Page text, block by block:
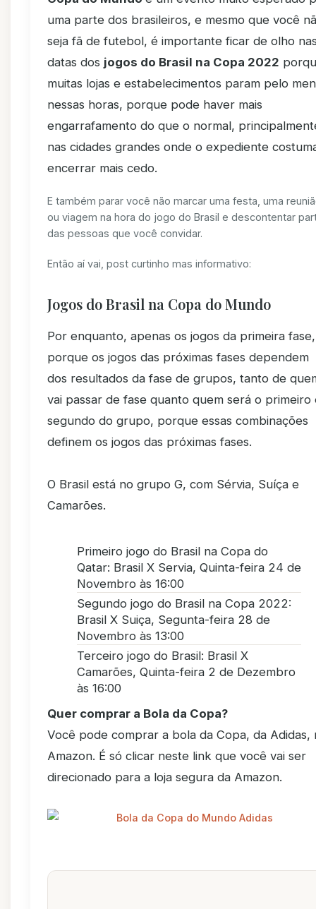
uma parte dos brasileiros, e mesmo que você
seja fã de futebol, é importante ficar de olho
datas dos jogos do Brasil na Copa 2022
muitas lojas e estabelecimentos param pelo
nessas horas, porque pode haver mais
engarrafamento do que o normal,
nas cidades grandes onde o expediente
encerrar mais cedo.
E também parar você não marcar uma festa, uma
ou viagem na hora do jogo do Brasil e descontentar
das pessoas que você convidar.
Então aí vai, post curtinho mas informativo:
Jogos do Brasil na Copa do Mundo
Por enquanto, apenas os jogos da primeira fase,
porque os jogos das próximas fases dependem
dos resultados da fase de grupos, tanto de
vai passar de fase quanto quem será o primeiro
segundo do grupo, porque essas combinações
definem os jogos das próximas fases.
O Brasil está no grupo G, com Sérvia, Suíça e
Camarões.
Primeiro jogo do Brasil na Copa do
Qatar: Brasil X Servia, Quinta-feira 24 de
Novembro às 16:00
Segundo jogo do Brasil na Copa 2022:
Brasil X Suiça, Segunta-feira 28 de
Novembro às 13:00
Terceiro jogo do Brasil: Brasil X
Camarões, Quinta-feira 2 de Dezembro
às 16:00
Quer comprar a Bola da Copa?
Você pode comprar a bola da Copa, da Adidas,
Amazon. É só clicar neste link que você vai ser
direcionado para a loja segura da Amazon.